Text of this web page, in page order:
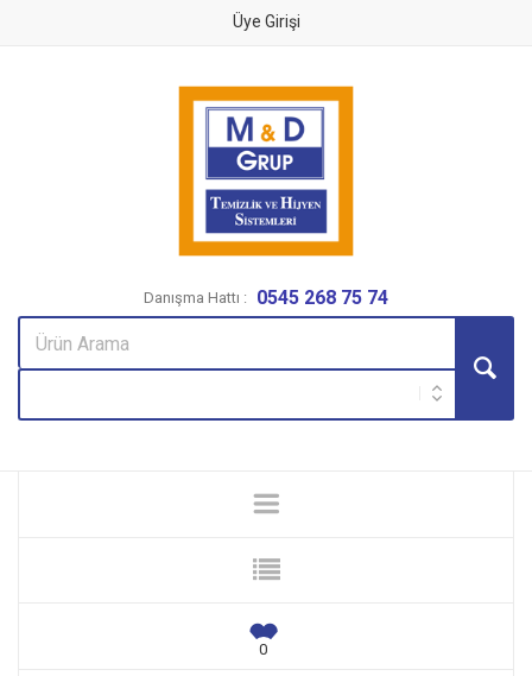
Üye Girişi
Danışma Hattı : 0545 268 75 74